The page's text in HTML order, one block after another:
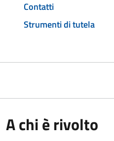
Contatti
Strumenti di tutela
A chi è rivolto